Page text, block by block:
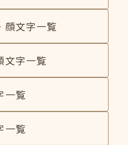
顔文字一覧
文字一覧
一覧
一覧